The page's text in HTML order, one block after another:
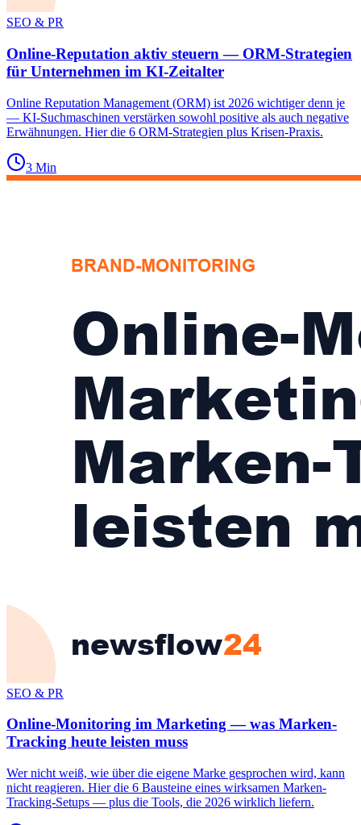
SEO & PR
Online-Reputation aktiv steuern — ORM-Strategien
für Unternehmen im KI-Zeitalter
Online Reputation Management (ORM) ist 2026 wichtiger denn je
— KI-Suchmaschinen verstärken sowohl positive als auch negative
Erwähnungen. Hier die 6 ORM-Strategien plus Krisen-Praxis.
3 Min
SEO & PR
Online-Monitoring im Marketing — was Marken-
Tracking heute leisten muss
Wer nicht weiß, wie über die eigene Marke gesprochen wird, kann
nicht reagieren. Hier die 6 Bausteine eines wirksamen Marken-
Tracking-Setups — plus die Tools, die 2026 wirklich liefern.